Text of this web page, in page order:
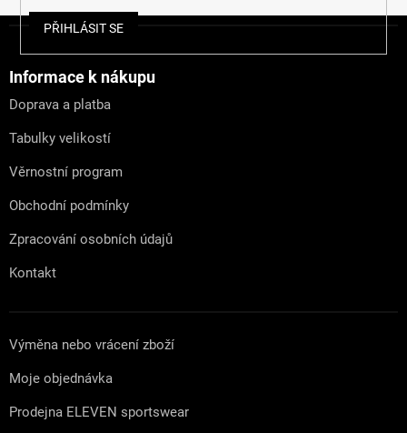
PŘIHLÁSIT SE
Informace k nákupu
Doprava a platba
Tabulky velikostí
Věrnostní program
Obchodní podmínky
Zpracování osobních údajů
Kontakt
Výměna nebo vrácení zboží
Moje objednávka
Prodejna ELEVEN sportswear